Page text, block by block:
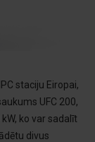
staciju Eiropai,
UFC 200,
ko var sadalīt
divus